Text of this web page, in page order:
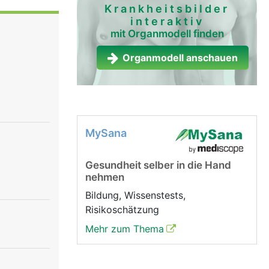
im
des
Krankheitsbilder
interaktiv
mit Organmodell finden
Organmodell anschauen
MySana
Gesundheit selber in die Hand
nehmen
Bildung, Wissenstests,
Risikoschätzung
Mehr zum Thema